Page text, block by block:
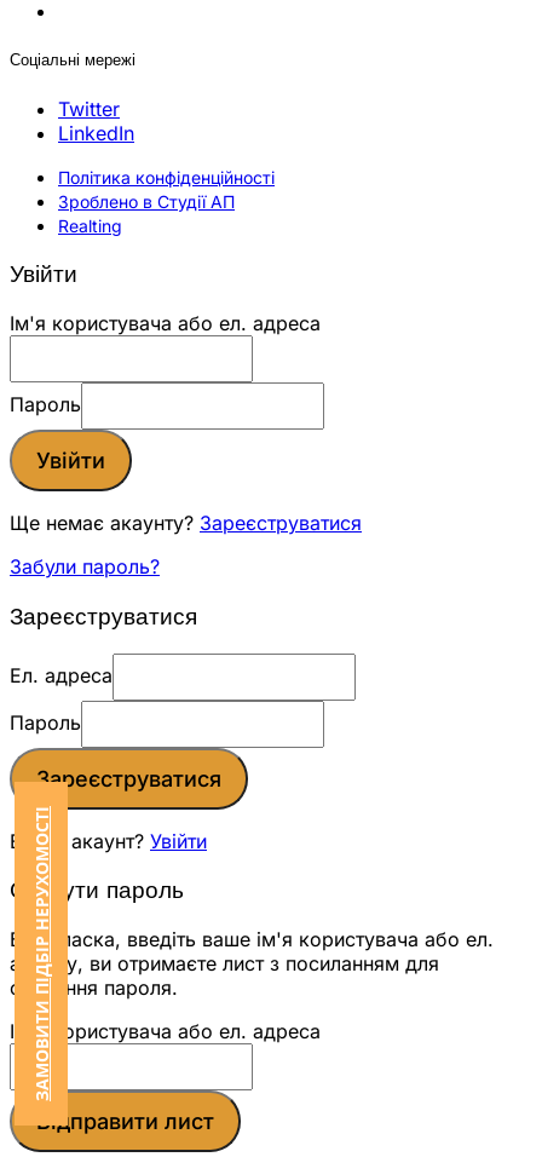
Соціальні мережі
Twitter
LinkedIn
Політика конфіденційності
Зроблено в Студії АП
Realting
ЗАМОВИТИ ПІДБІР НЕРУХОМОСТІ
Увійти
Ім'я користувача або ел. адреса
Пароль
Увійти
Ще немає акаунту? Зареєструватися
Забули пароль?
Зареєструватися
Ел. адреса
Пароль
Зареєструватися
Вже є акаунт? Увійти
Скинути пароль
Будь ласка, введіть ваше ім'я користувача або ел.
адресу, ви отримаєте лист з посиланням для
скидання пароля.
Ім'я користувача або ел. адреса
Відправити лист